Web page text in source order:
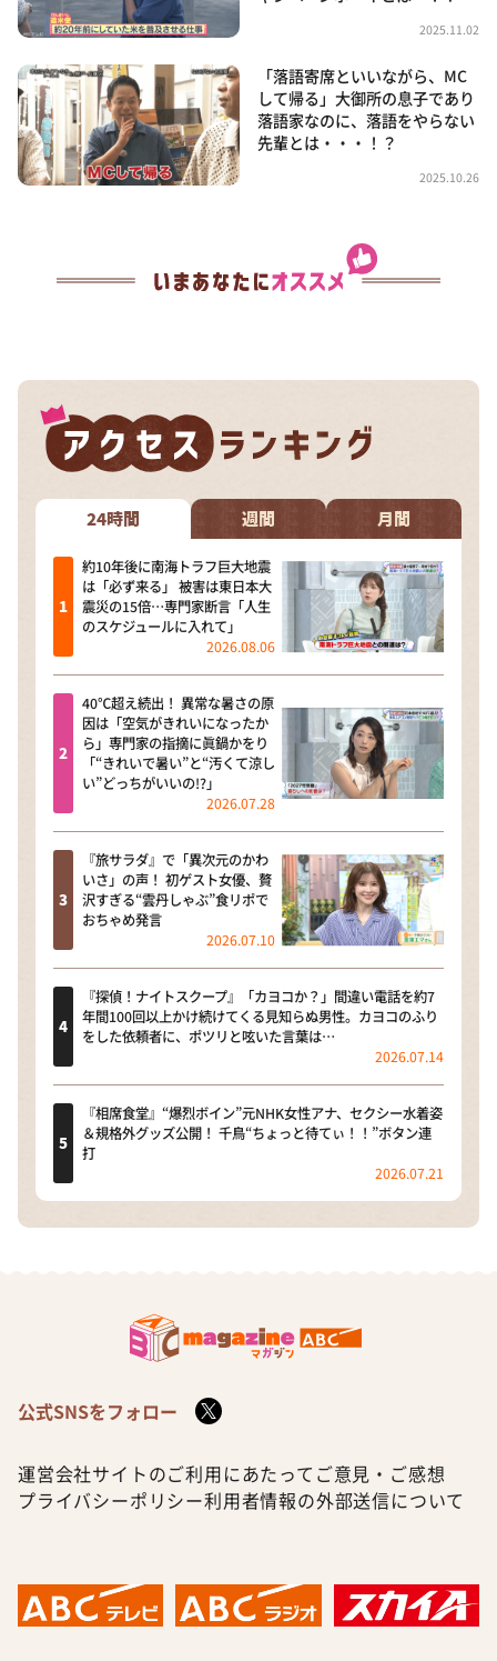
2025.11.02
「落語寄席といいながら、MC
して帰る」大御所の息子であり
落語家なのに、落語をやらない
先輩とは・・・！？
2025.10.26
24時間 週間 月間
約10年後に南海トラフ巨大地震
は「必ず来る」 被害は東日本大
震災の15倍…専門家断言「人生
のスケジュールに入れて」
2026.08.06
40℃超え続出！ 異常な暑さの原
因は「空気がきれいになったか
ら」専門家の指摘に眞鍋かをり
「“きれいで暑い”と“汚くて涼し
い”どっちがいいの!?」
2026.07.28
『旅サラダ』で「異次元のかわ
いさ」の声！ 初ゲスト女優、贅
沢すぎる“雲丹しゃぶ”食リポで
おちゃめ発言
2026.07.10
『探偵！ナイトスクープ』「カヨコか？」間違い電話を約7
年間100回以上かけ続けてくる見知らぬ男性。カヨコのふり
をした依頼者に、ポツリと呟いた言葉は…
2026.07.14
『相席食堂』“爆烈ボイン”元NHK女性アナ、セクシー水着姿
＆規格外グッズ公開！ 千鳥“ちょっと待てぃ！！”ボタン連
打
2026.07.21
公式SNSをフォロー
運営会社サイトのご利用にあたって ご意見・ご感想
プライバシーポリシー利用者情報の外部送信について